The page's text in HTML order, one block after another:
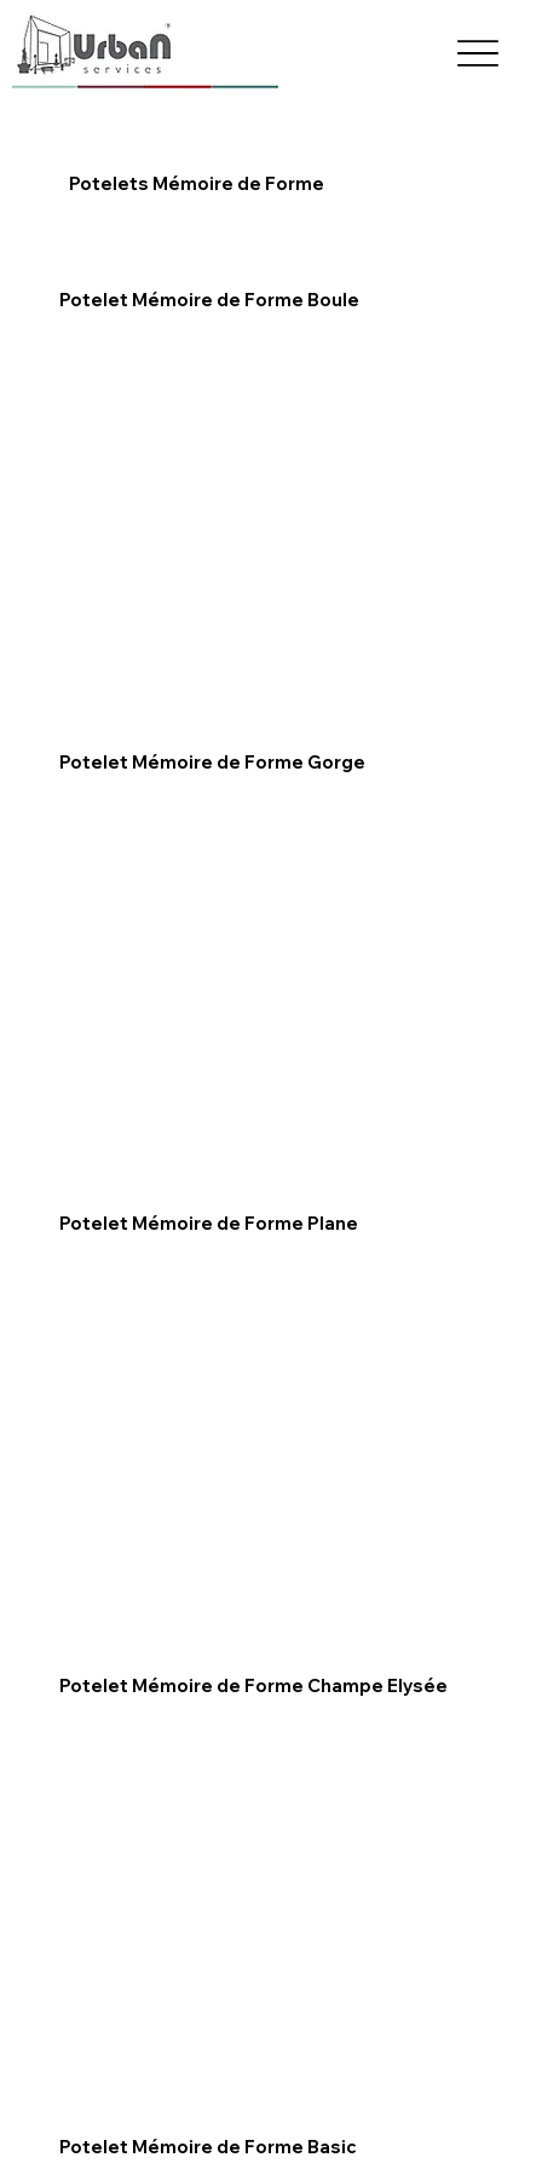
Potelets Mémoire de Forme
Potelet Mémoire de Forme Boule
Potelet Mémoire de Forme Gorge
Potelet Mémoire de Forme Plane
Potelet Mémoire de Forme Champe Elysée
Potelet Mémoire de Forme Basic